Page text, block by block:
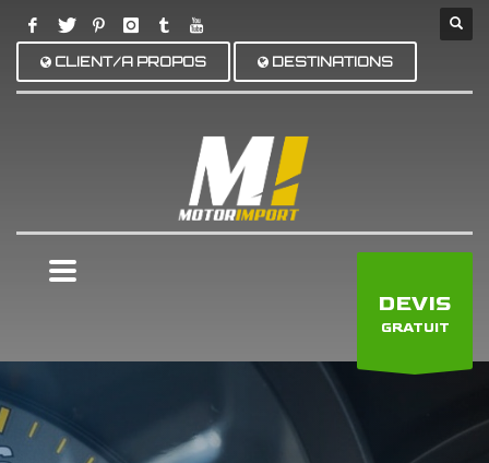
CLIENT/A PROPOS DESTINATIONS
DEVIS
GRATUIT